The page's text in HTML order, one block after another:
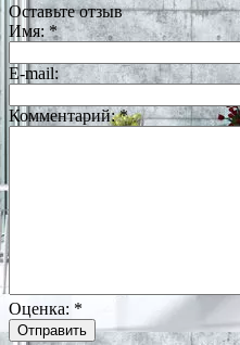
Оставьте отзыв
Имя: *
E-mail:
Комментарий:*
Оценка: *